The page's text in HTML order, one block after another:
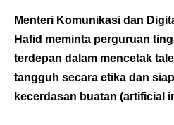
Menteri Komunikasi dan
Hafid meminta perguruan
terdepan dalam mencetak
tangguh secara etika dan
kecerdasan buatan (artificial